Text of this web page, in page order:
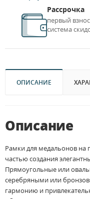
Рассрочка
первый
система
ОПИСАНИЕ
Описание
Рамки для медальонов на
частью создания
Прямоугольные или
серебряными или
гармонию и